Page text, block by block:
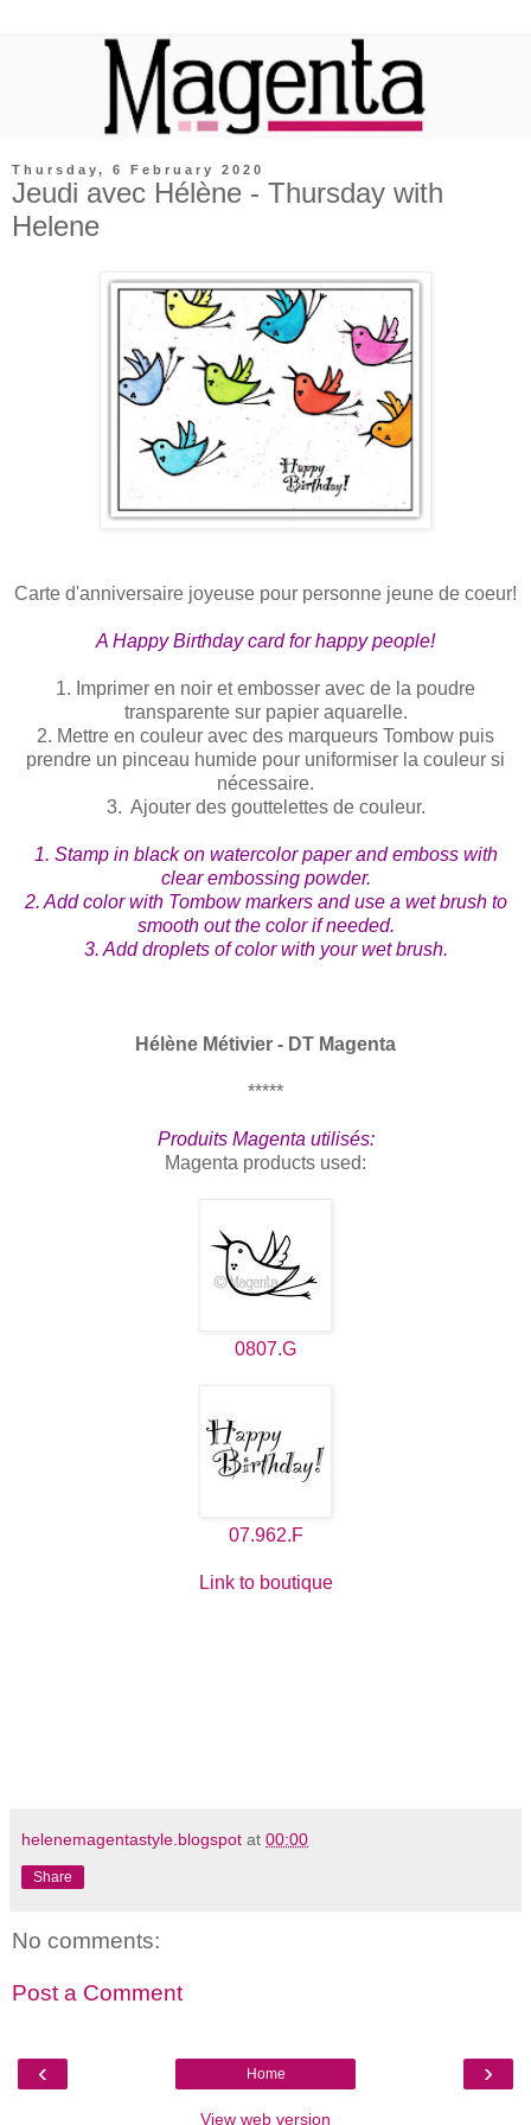
Thursday, 6 February 2020
Jeudi avec Hélène - Thursday with
Helene
Carte d'anniversaire joyeuse pour personne jeune de coeur!
A Happy Birthday card for happy people!
1. Imprimer en noir et embosser avec de la poudre
transparente sur papier aquarelle.
2. Mettre en couleur avec des marqueurs Tombow puis
prendre un pinceau humide pour uniformiser la couleur si
nécessaire.
3. Ajouter des gouttelettes de couleur.
1. Stamp in blackon watercolor paperand emboss with
clear embossing powder.
2. Add color with Tombow markers and use a wet brush to
smooth out the color if needed.
3. Add droplets of color with your wet brush.
Hélène Métivier - DT Magenta
*****
Produits Magenta utilisés:
Magenta products used:
0807.G
07.962.F
Link to boutique
helenemagentastyle.blogspot at 00:00
Share
No comments:
Post a Comment
‹ ›
Home
View web version